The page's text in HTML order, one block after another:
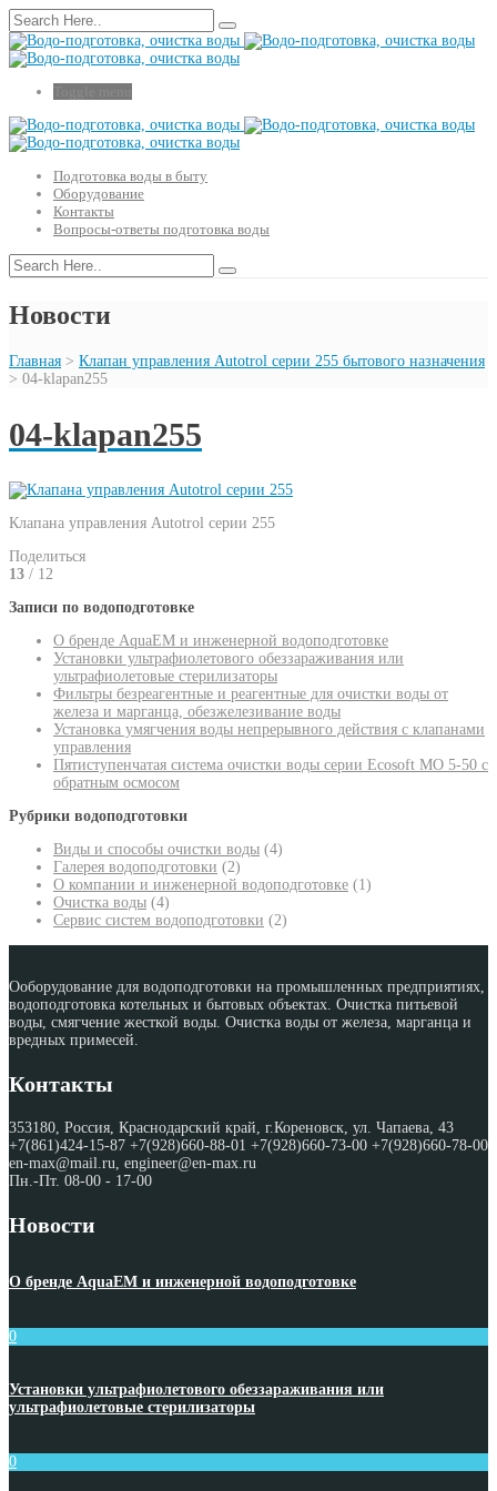
Подготовка воды в быту
Оборудование
Контакты
Вопросы-ответы подготовка воды
Новости
Главная > Клапан управления Autotrol серии 255 бытового назначения
> 04-klapan255
04-klapan255
Клапана управления Autotrol серии 255
Поделиться
13 / 12
Записи по водоподготовке
О бренде AquaEM и инженерной водоподготовке
Установки ультрафиолетового обеззараживания или
ультрафиолетовые стерилизаторы
Фильтры безреагентные и реагентные для очистки воды от
железа и марганца, обезжелезивание воды
Установка умягчения воды непрерывного действия с клапанами
управления
Пятиступенчатая система очистки воды серии Ecosoft MO 5-50 с
обратным осмосом
Рубрики водоподготовки
Виды и способы очистки воды (4)
Галерея водоподготовки (2)
О компании и инженерной водоподготовке (1)
Очистка воды (4)
Сервис систем водоподготовки (2)
Ооборудование для водоподготовки на промышленных предприятиях,
водоподготовка котельных и бытовых объектах. Очистка питьевой
воды, смягчение жесткой воды. Очистка воды от железа, марганца и
вредных примесей.
Контакты
353180, Россия, Краснодарский край, г.Кореновск, ул. Чапаева, 43
+7(861)424-15-87 +7(928)660-88-01 +7(928)660-73-00 +7(928)660-78-00
en-max@mail.ru, engineer@en-max.ru
Пн.-Пт. 08-00 - 17-00
Новости
О бренде AquaEM и инженерной водоподготовке
0
Установки ультрафиолетового обеззараживания или
ультрафиолетовые стерилизаторы
0